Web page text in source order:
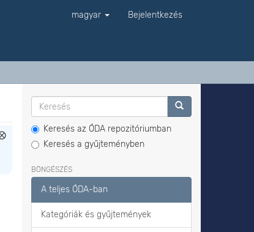
magyar Bejelentkezés
Keresés az ÓDA repozitóriumban
Keresés a gyűjteményben
BÖNGÉSZÉS
A teljes ÓDA-ban
Kategóriák és gyűjtemények